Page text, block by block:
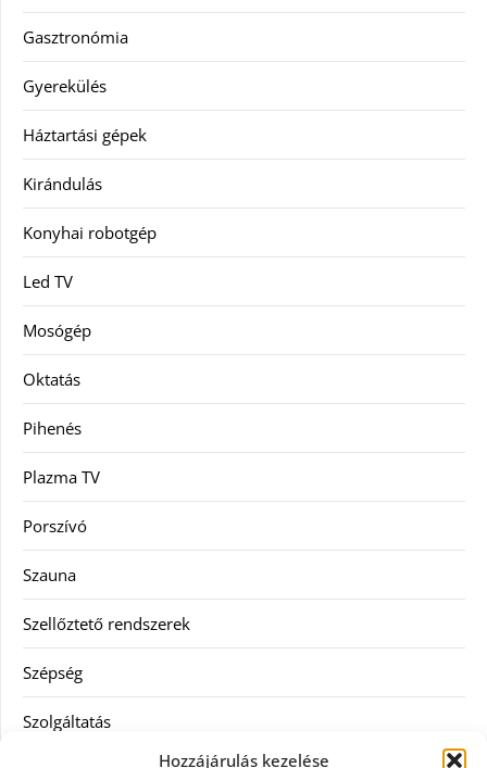
Hozzájárulás kezelése
Gasztronómia
Gyerekülés
Háztartási gépek
Kirándulás
Konyhai robotgép
Led TV
Mosógép
Oktatás
Pihenés
Plazma TV
Porszívó
Szauna
Szellőztető rendszerek
Szépség
Szolgáltatás